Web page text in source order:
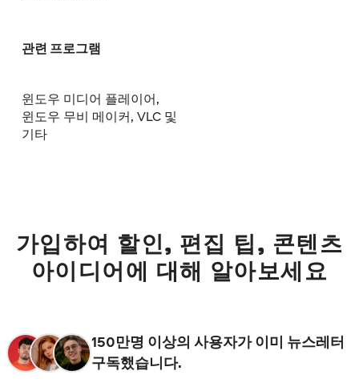
관련 프로그램
윈도우 미디어 플레이어,
윈도우 무비 메이커, VLC 및
기타
가입하여 할인, 편집 팁, 콘텐츠
아이디어에 대해 알아보세요
150만명 이상의 사용자가 이미 뉴스레터
구독했습니다.